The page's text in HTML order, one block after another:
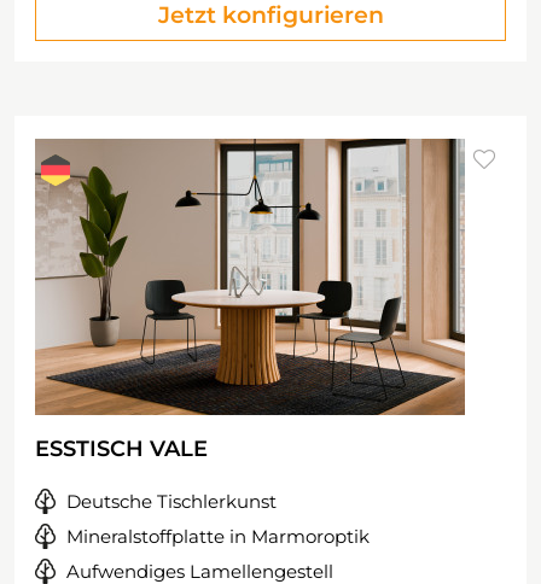
Jetzt konfigurieren
ESSTISCH VALE
Deutsche Tischlerkunst
Mineralstoffplatte in Marmoroptik
Aufwendiges Lamellengestell